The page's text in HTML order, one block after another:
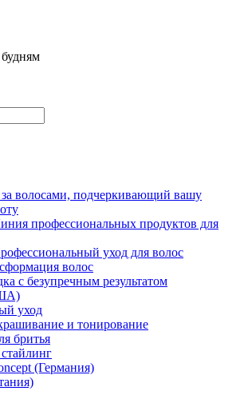
волосами, подчеркивающий вашу
профессиональных продуктов для
уход для волос
волос
с безупречным результатом
уход
и тонирование
бритья
(Германия)